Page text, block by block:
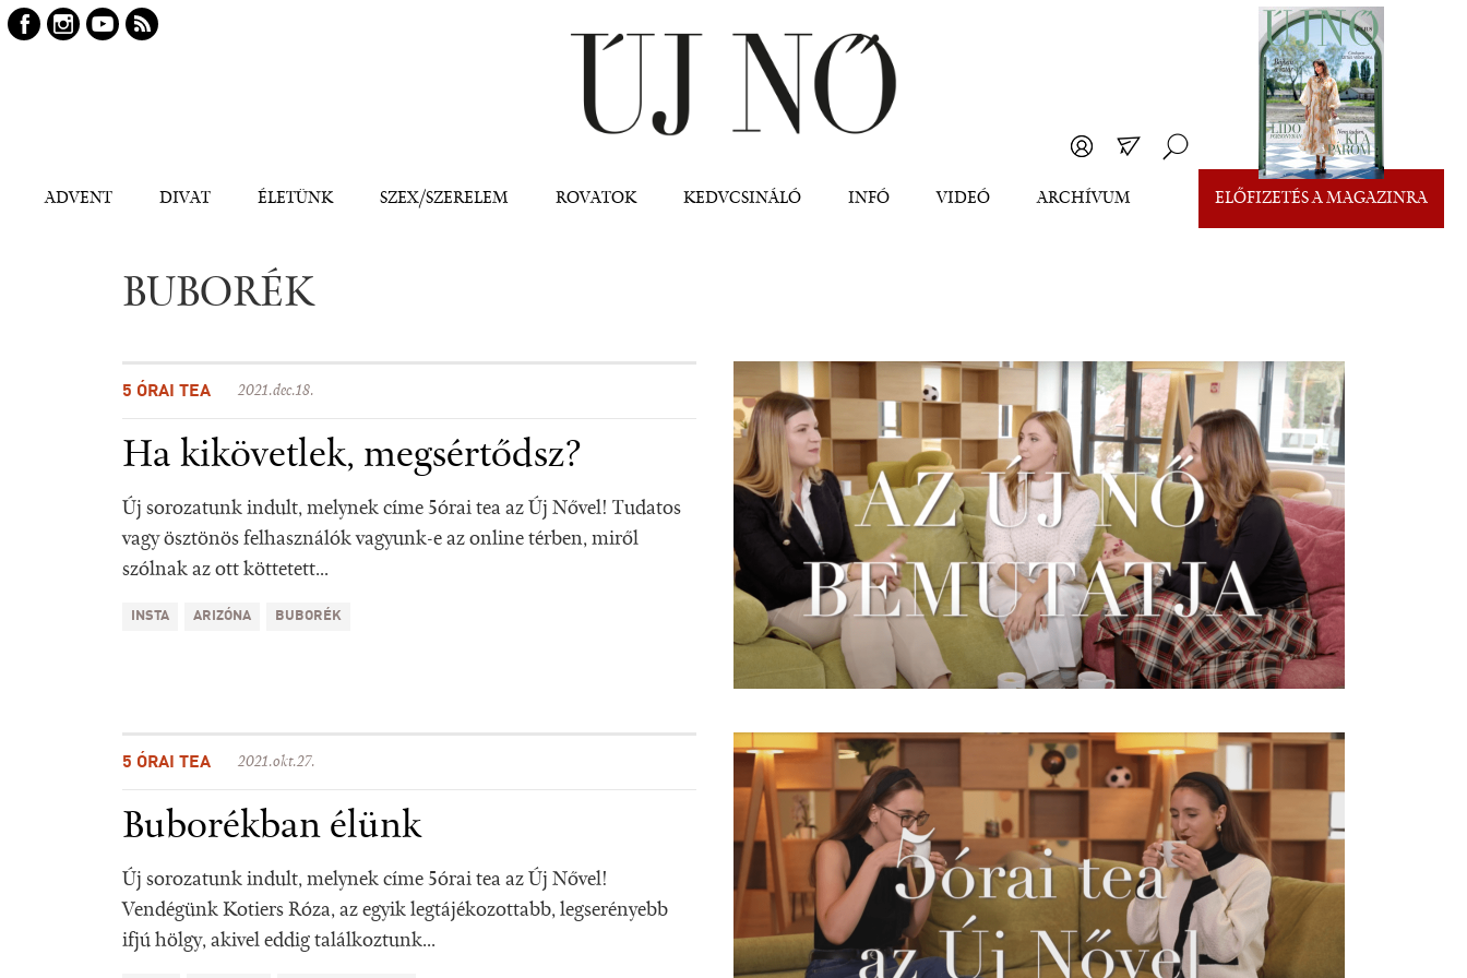
ADVENT DIVAT ÉLETÜNK SZEX/SZERELEM ROVATOK KEDVCSINÁLÓ INFÓ VIDEÓ ARCHÍVUM ELŐFIZETÉS A MAGAZINRA
BUBORÉK
5 ÓRAI TEA 2021.dec.18.
Ha kikövetlek, megsértődsz?
Új sorozatunk indult, melynek címe 5órai tea az Új Nővel! Tudatos
vagy ösztönös felhasználók vagyunk-e az online térben, miről
szólnak az ott köttetett...
INSTA ARIZÓNA BUBORÉK
5 ÓRAI TEA 2021.okt.27.
Buborékban élünk
Új sorozatunk indult, melynek címe 5órai tea az Új Nővel!
Vendégünk Kotiers Róza, az egyik legtájékozottabb, legserényebb
ifjú hölgy, akivel eddig találkoztunk...